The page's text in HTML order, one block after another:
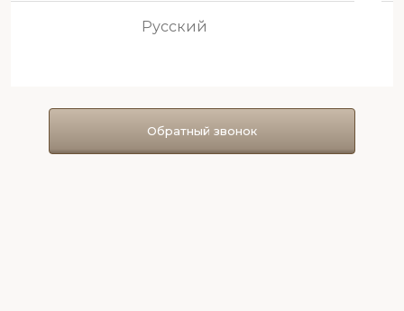
Турецкий, Русский
Обратный звонок